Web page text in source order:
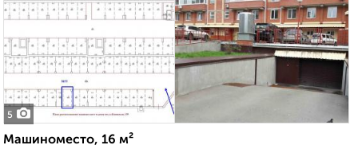
5
Машиноместо, 16 м²